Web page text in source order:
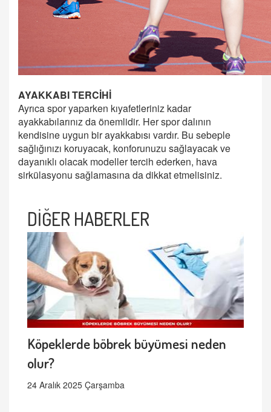
AYAKKABI TERCİHİ
Ayrıca spor yaparken kıyafetleriniz kadar
ayakkabılarınız da önemlidir. Her spor dalının
kendisine uygun bir ayakkabısı vardır. Bu sebeple
sağlığınızı koruyacak, konforunuzu sağlayacak ve
dayanıklı olacak modeller tercih ederken, hava
sirkülasyonu sağlamasına da dikkat etmelisiniz.
DİĞER HABERLER
Köpeklerde böbrek büyümesi neden
olur?
24 Aralık 2025 Çarşamba